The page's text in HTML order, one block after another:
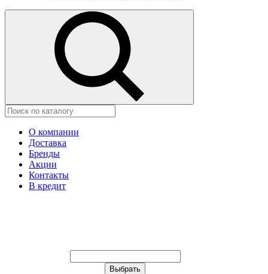
О компании
Доставка
Бренды
Акции
Контакты
В кредит